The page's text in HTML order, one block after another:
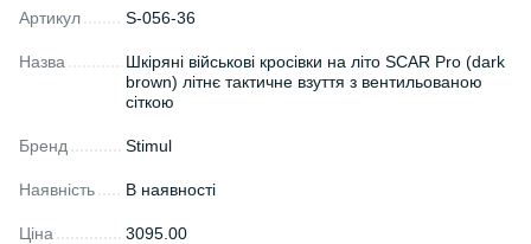
Артикул S-056-36
Назва
Шкіряні військові кросівки на літо SCAR Pro (dark
brown) літнє тактичне взуття з вентильованою
сіткою
Бренд Stimul
Наявність В наявності
Ціна 3095.00